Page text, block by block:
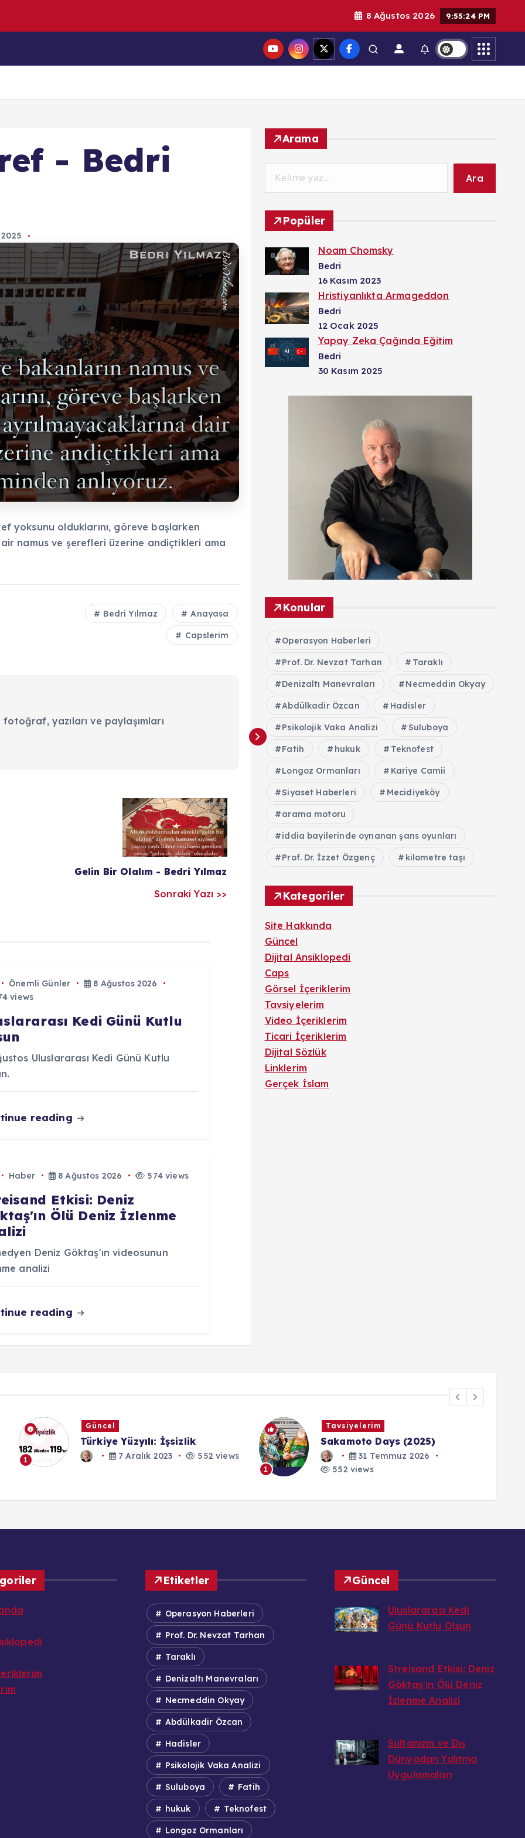
8 Ağustos 2026 9:55:25 PM
- Bedri
yoksunu olduklarını, göreve başlarken
namus ve şerefleri üzerine andiçtikleri ama
Bedri Yılmaz Anayasa
Capslerim
fotoğraf, yazıları ve paylaşımları
Gelin Bir Olalım - Bedri Yılmaz
Sonraki Yazı >>
Önemli Günler
8 Ağustos 2026
views
Kedi Günü Kutlu
Uluslararası Kedi Günü Kutlu
reading
Haber 8 Ağustos 2026 574 views
Etkisi: Deniz
Ölü Deniz İzlenme
Deniz Göktaş'ın videosunun
analizi
reading
Arama
Ara
Popüler
Noam Chomsky
Bedri
16 Kasım 2023
Hristiyanlıkta Armageddon
Bedri
12 Ocak 2025
Yapay Zeka Çağında Eğitim
Bedri
30 Kasım 2025
Konular
Operasyon Haberleri
Prof. Dr. Nevzat Tarhan Taraklı
Denizaltı Manevraları Necmeddin Okyay
Abdülkadir Özcan Hadisler
Psikolojik Vaka Analizi Suluboya
Fatih hukuk Teknofest
Longoz Ormanları Kariye Camii
Siyaset Haberleri Mecidiyeköy
arama motoru
iddia bayilerinde oynanan şans oyunları
Prof. Dr. İzzet Özgenç kilometre taşı
Kategoriler
Site Hakkında
Güncel
Dijital Ansiklopedi
Caps
Görsel İçeriklerim
Tavsiyelerim
Video İçeriklerim
Ticari İçeriklerim
Dijital Sözlük
Linklerim
Gerçek İslam
views
Tavsiyelerim
Sakamoto Days (2025)
31 Temmuz 2026
1
Gerçek İslam
Kuran Ayeti - Enfal Suresi, 46
28 Mart 2023
Etiketler
Operasyon Haberleri
Prof. Dr. Nevzat Tarhan
Taraklı
Denizaltı Manevraları
Necmeddin Okyay
Abdülkadir Özcan
Hadisler
Psikolojik Vaka Analizi
Suluboya Fatih
hukuk Teknofest
Longoz Ormanları
Güncel
Uluslararası Kedi
Günü Kutlu Olsun
Streisand Etkisi: Deniz
Göktaş'ın Ölü Deniz
İzlenme Analizi
Sultanizm ve Dış
Dünyadan Yalıtma
Uygulamaları